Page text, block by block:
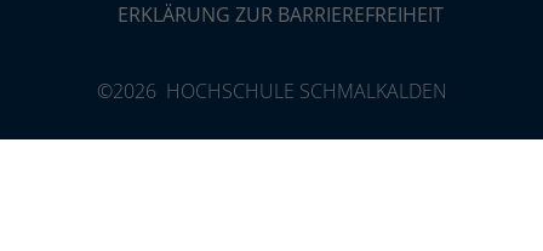
ERKLÄRUNG ZUR BARRIEREFREIHEIT
©2026 HOCHSCHULE SCHMALKALDEN